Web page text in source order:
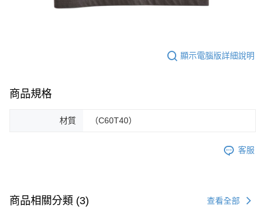
顯示電腦版詳細說明
商品規格
材質 （C60T40）
客服
商品相關分類 (3) 查看全部